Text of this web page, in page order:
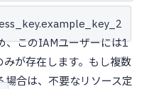
、このIAMユーザーには1
が存在します。もし複数
場合は、不要なリソース定